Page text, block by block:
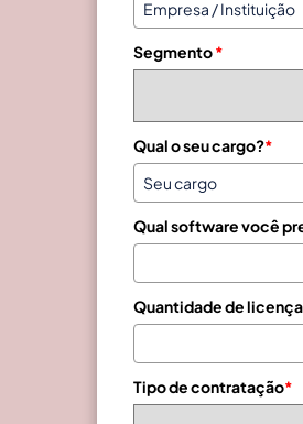
z
i
l
5
Segmento*
Qual o seu cargo?*
Qual software você
Quantidade de
Tipo de contratação*